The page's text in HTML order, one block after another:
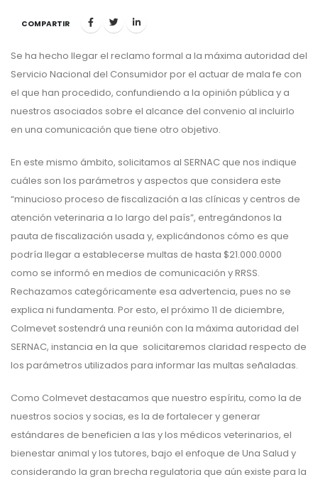
COMPARTIR
Se ha hecho llegar el reclamo formal a la máxima autoridad del
Servicio Nacional del Consumidor por el actuar de mala fe con
el que han procedido, confundiendo a la opinión pública y a
nuestros asociados sobre el alcance del convenio al incluirlo
en una comunicación que tiene otro objetivo.
En este mismo ámbito, solicitamos al SERNAC que nos indique
cuáles son los parámetros y aspectos que considera este
“minucioso proceso de fiscalización a las clínicas y centros de
atención veterinaria a lo largo del país”, entregándonos la
pauta de fiscalización usada y, explicándonos cómo es que
podría llegar a establecerse multas de hasta $21.000.0000
como se informó en medios de comunicación y RRSS.
Rechazamos categóricamente esa advertencia, pues no se
explica ni fundamenta. Por esto, el próximo 11 de diciembre,
Colmevet sostendrá una reunión con la máxima autoridad del
SERNAC, instancia en la que solicitaremos claridad respecto de
los parámetros utilizados para informar las multas señaladas.
Como Colmevet destacamos que nuestro espíritu, como la de
nuestros socios y socias, es la de fortalecer y generar
estándares de beneficien a las y los médicos veterinarios, el
bienestar animal y los tutores, bajo el enfoque de Una Salud y
considerando la gran brecha regulatoria que aún existe para la